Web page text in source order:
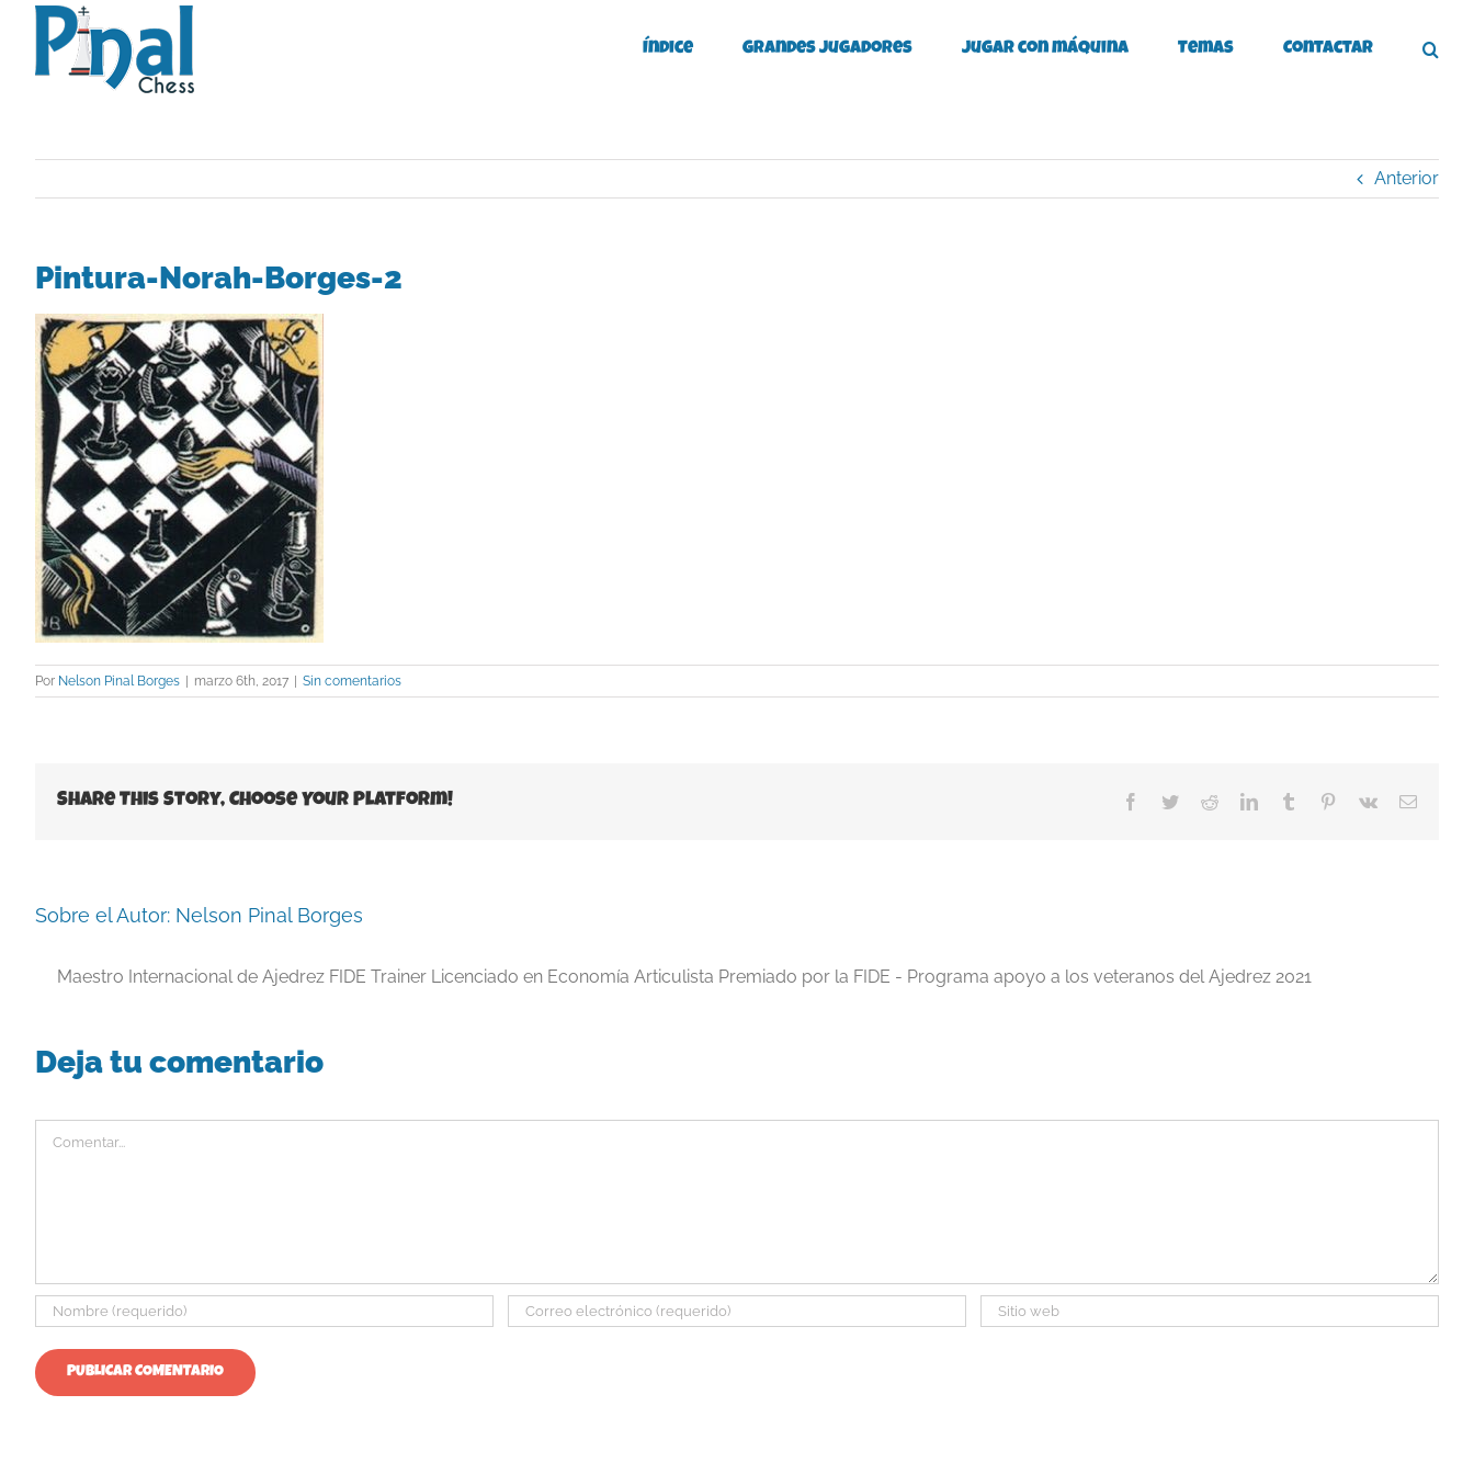
Saltar
contenido
Índice Grandes Jugadores Jugar con máquina Temas Contactar
Anterior
Pintura-Norah-Borges-2
Por Nelson Pinal Borges | marzo 6th, 2017 | Sin comentarios
Share This Story, Choose Your Platform! Facebook
TwitterRedditLinkedInTumblr Pinterest
Vk
Correo
Sobre el Autor: Nelson Pinal Borges
Maestro Internacional de Ajedrez FIDE Trainer Licenciado en Economía Articulista Premiado por la FIDE - Programa apoyo a los veteranos del Ajedrez 2021
Deja tu comentario